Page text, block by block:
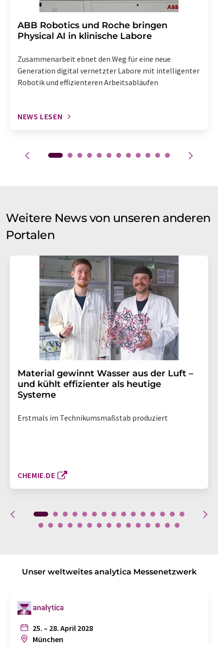
​​​​​​​ABB Robotics und Roche bringen
Physical AI in klinische Labore
Zusammenarbeit ebnet den Weg für eine neue
Generation digital vernetzter Labore mit intelligenter
Robotik und effizienteren Arbeitsabläufen
NEWS LESEN
Weitere News von unseren anderen
Portalen
Material gewinnt Wasser aus der Luft –
und kühlt effizienter als heutige
Systeme
Erstmals im Technikumsmaßstab produziert
CHEMIE.DE
Unser weltweites analytica Messenetzwerk
25. – 28. April 2028
München